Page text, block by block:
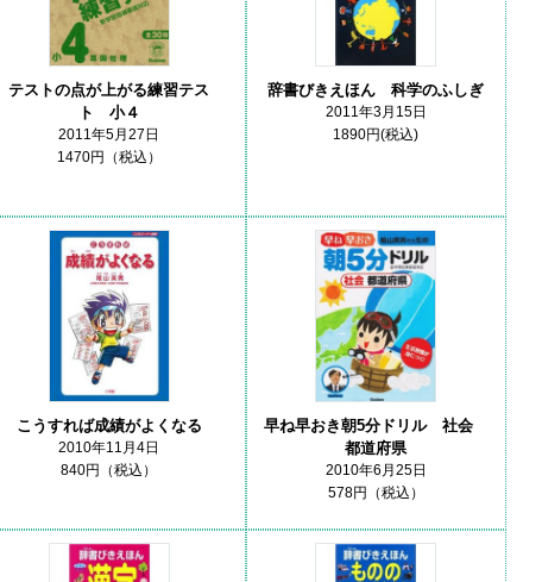
テストの点が上がる練習テス
ト 小４
2011年5月27日
1470円（税込）
辞書びきえほん 科学のふしぎ
2011年3月15日
1890円(税込)
こうすれば成績がよくなる
2010年11月4日
840円（税込）
早ね早おき朝5分ドリル 社会
都道府県
2010年6月25日
578円（税込）